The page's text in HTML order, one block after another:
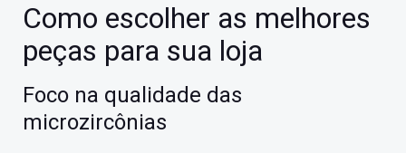
Como escolher as melhores
peças para sua loja
Foco na qualidade das
microzircônias